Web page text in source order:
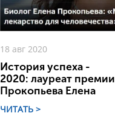
18 авг 2020
История успеха -
2020: лауреат премии
Прокопьева Елена
ЧИТАТЬ >